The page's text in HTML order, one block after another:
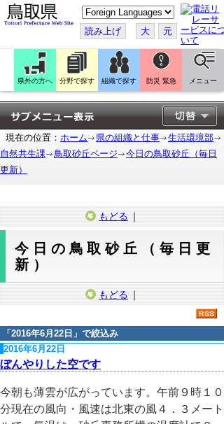
こ
の
ペ
ー
ジ
翻
訳
す
る
読み上げ 大 元
県外の方へ 分野で探す 組織で探す 防災 緊急 メニュー
現在の位置： ホーム 県の組織と仕事
生活環境部
自然共生課
鳥取砂丘ページ
今日の鳥取砂丘（毎日
更新）
もどる ｜
今日の鳥取砂丘（毎日更
新）
もどる ｜
「 2016年6月22日 」で絞込み
2016年6月22日
ぼんやりした空です
今朝も薄雲が広がっています。午前９時１０
分現在の風向・風速は北東の風４．３メート